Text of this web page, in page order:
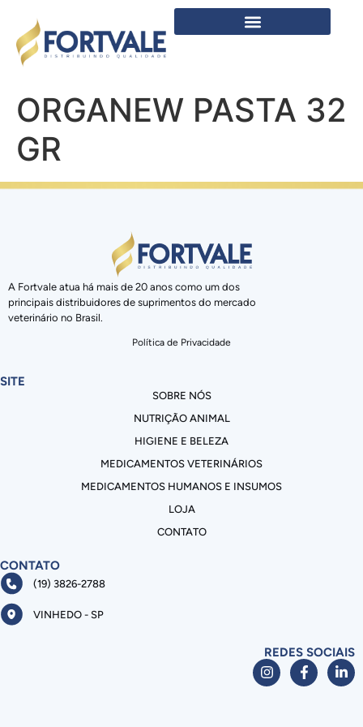
ORGANEW PASTA 32
GR
A Fortvale atua há mais de 20 anos como um dos
principais distribuidores de suprimentos do mercado
veterinário no Brasil.
Política de Privacidade
SITE
SOBRE NÓS
NUTRIÇÃO ANIMAL
HIGIENE E BELEZA
MEDICAMENTOS VETERINÁRIOS
MEDICAMENTOS HUMANOS E INSUMOS
LOJA
CONTATO
CONTATO
(19) 3826-2788
VINHEDO - SP
REDES SOCIAIS